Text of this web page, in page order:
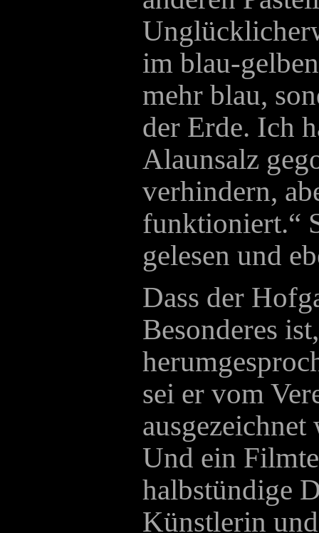
im blau-
mehr blau,
der Erde. Ich
Alaunsalz
verhindern,
funktioniert.“
gelesen und
Dass der
Besonderes
sei er vom
Und ein
halbstündige
Künstlerin